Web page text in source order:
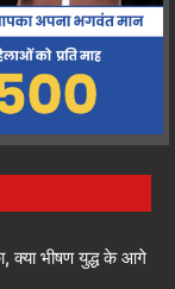
क्या भीषण युद्ध के आगे